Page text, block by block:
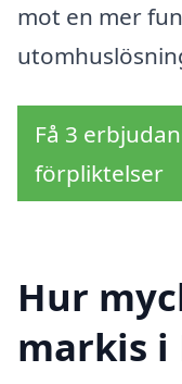
mot en mer
Få 3
förpliktelser
Hur
markis i